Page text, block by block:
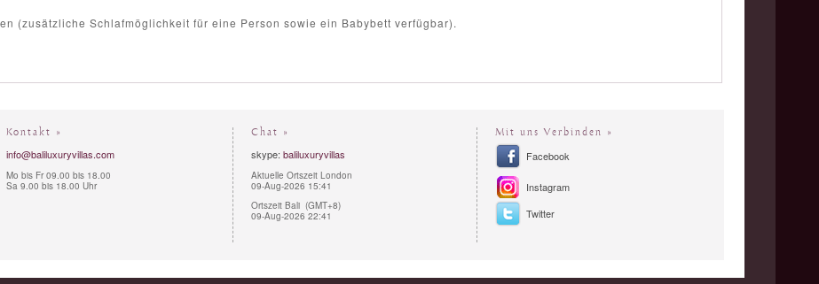
(zusätzliche Schlafmöglichkeit für eine Person sowie ein Babybett verfügbar).
Kontakt »
info@baliluxuryvillas.com
Mo bis Fr 09.00 bis 18.00
Sa 9.00 bis 18.00 Uhr
Chat »
skype: baliluxuryvillas
Aktuelle Ortszeit London
09-Aug-2026 15:41
Ortszeit Bali (GMT+8)
09-Aug-2026 22:41
Mit uns Verbinden »
Facebook
Instagram
Twitter